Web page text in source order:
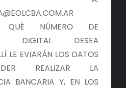
MEDIODICHO
ACTUALIDAD
CONTACTO
QUÉ NÚMERO DE
DIGITAL DESEA
LE EVIARÁN LOS DATOS
REALIZAR LA
BANCARIA Y, EN LOS